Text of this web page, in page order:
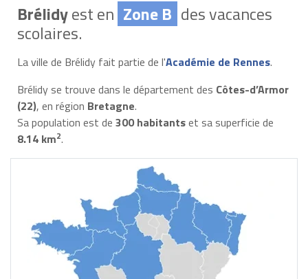
Brélidyest en Zone B des vacances
scolaires.
La ville de Brélidy fait partie de l'Académie de Rennes.
Brélidy se trouve dans le département des Côtes-d’Armor
(22), en région Bretagne.
Sa population est de 300 habitantset sa superficie de
8.14 km2.